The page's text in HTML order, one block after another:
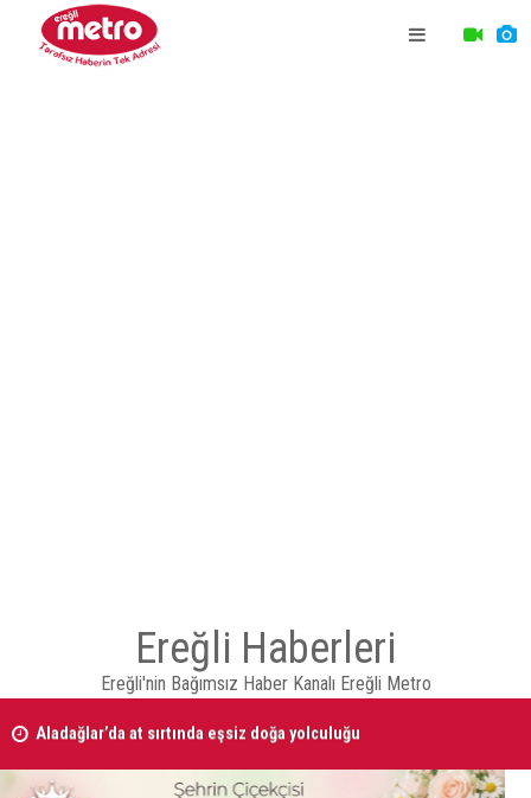
Ereğli Haberleri
Ereğli'nin Bağımsız Haber Kanalı Ereğli Metro
Aladağlar’da at sırtında eşsiz doğa yolculuğu
09 AĞUSTOS 2026 Tarihinde Ereğli’de Vefat Edenler